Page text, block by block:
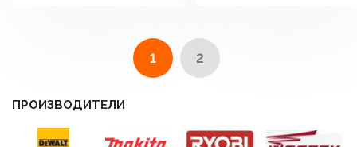
1 2
ПРОИЗВОДИТЕЛИ